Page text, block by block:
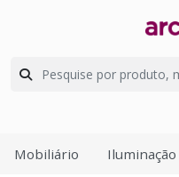
Mobiliário Iluminação